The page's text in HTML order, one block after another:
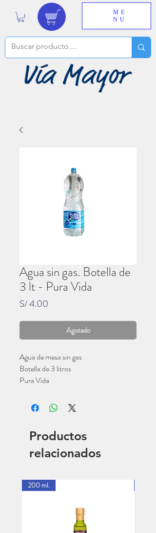
ME
NU
Agua sin gas. Botella de
3 lt - Pura Vida
S/ 4.00
Agotado
Agua de mesa sin gas
Botella de 3 litros
Pura Vida
Productos
relacionados
200 ml.